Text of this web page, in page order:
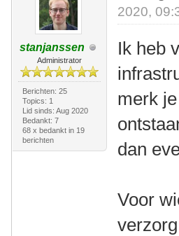
stanjanssen
Administrator
Berichten: 25
Topics: 1
Lid sinds: Aug 2020
Bedankt: 7
68 x bedankt in 19
berichten
2020,
Ik heb
merk
dan
Voor